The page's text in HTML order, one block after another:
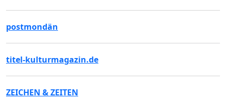
postmondän
titel-kulturmagazin.de
ZEICHEN & ZEITEN